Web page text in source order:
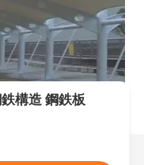
構造 鋼鉄板